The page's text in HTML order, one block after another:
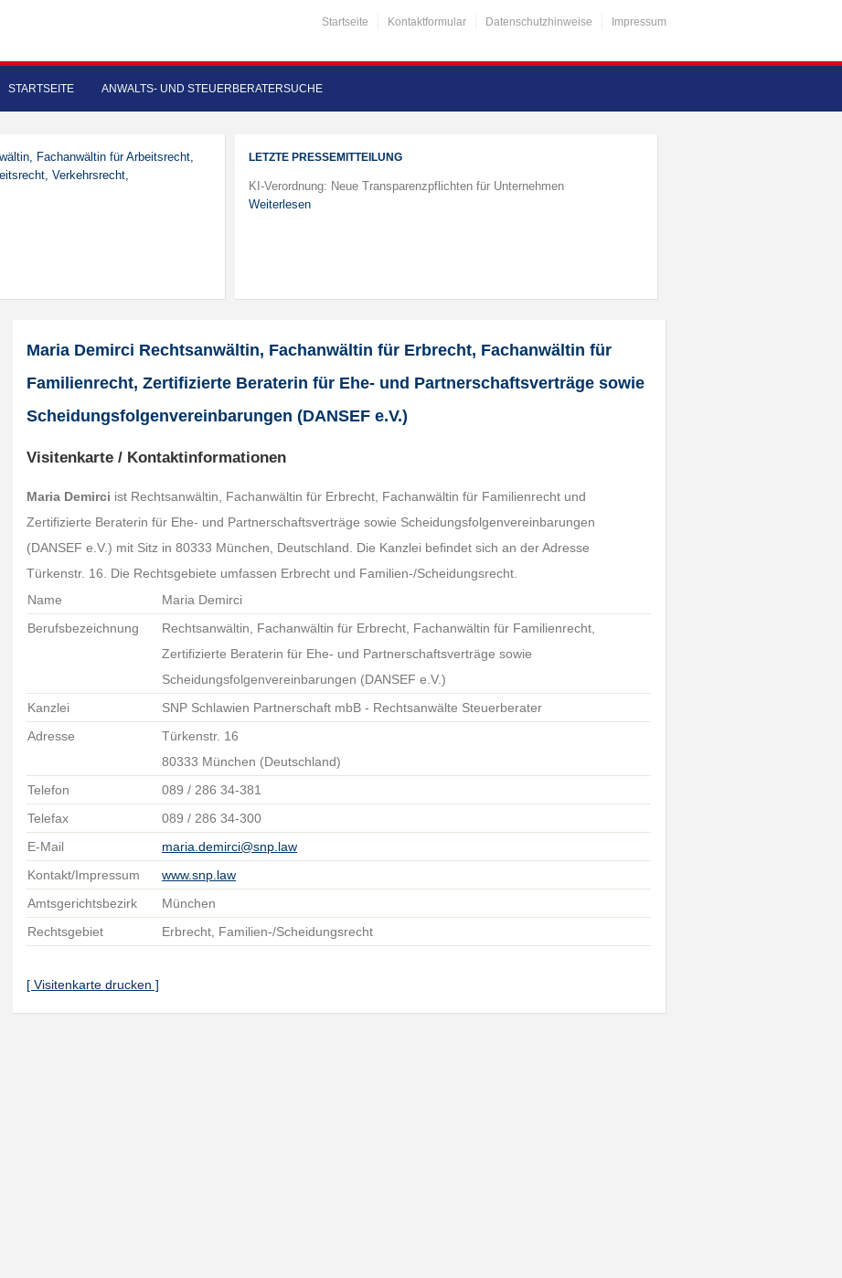
Startseite Kontaktformular Datenschutzhinweise Impressum
STARTSEITE ANWALTS- UND STEUERBERATERSUCHE
Fachanwältin für Arbeitsrecht,
Verkehrsrecht,
LETZTE PRESSEMITTEILUNG
KI-Verordnung: Neue Transparenzpflichten für Unternehmen
Weiterlesen
Maria Demirci Rechtsanwältin, Fachanwältin für Erbrecht, Fachanwältin für
Familienrecht, Zertifizierte Beraterin für Ehe- und Partnerschaftsverträge sowie
Scheidungsfolgenvereinbarungen (DANSEF e.V.)
Visitenkarte / Kontaktinformationen
Maria Demirci ist Rechtsanwältin, Fachanwältin für Erbrecht, Fachanwältin für Familienrecht und
Zertifizierte Beraterin für Ehe- und Partnerschaftsverträge sowie Scheidungsfolgenvereinbarungen
(DANSEF e.V.) mit Sitz in 80333 München, Deutschland. Die Kanzlei befindet sich an der Adresse
Türkenstr. 16. Die Rechtsgebiete umfassen Erbrecht und Familien-/Scheidungsrecht.
Name
Maria Demirci
Berufsbezeichnung
Rechtsanwältin, Fachanwältin für Erbrecht, Fachanwältin für Familienrecht,
Zertifizierte Beraterin für Ehe- und Partnerschaftsverträge sowie
Scheidungsfolgenvereinbarungen (DANSEF e.V.)
Kanzlei
SNP Schlawien Partnerschaft mbB - Rechtsanwälte Steuerberater
Adresse
Türkenstr. 16
80333 München (Deutschland)
Telefon
089 / 286 34-381
Telefax
089 / 286 34-300
E-Mail
maria.demirci@snp.law
Kontakt/Impressum
www.snp.law
Amtsgerichtsbezirk
München
Rechtsgebiet
Erbrecht, Familien-/Scheidungsrecht
[ Visitenkarte drucken ]